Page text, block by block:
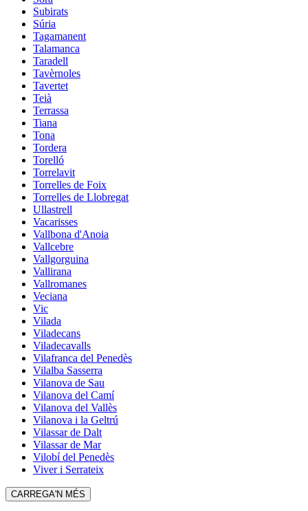
Subirats
Súria
Tagamanent
Talamanca
Taradell
Tavèrnoles
Tavertet
Teià
Terrassa
Tiana
Tona
Tordera
Torelló
Torrelavit
Torrelles de Foix
Torrelles de Llobregat
Ullastrell
Vacarisses
Vallbona d'Anoia
Vallcebre
Vallgorguina
Vallirana
Vallromanes
Veciana
Vic
Vilada
Viladecans
Viladecavalls
Vilafranca del Penedès
Vilalba Sasserra
Vilanova de Sau
Vilanova del Camí
Vilanova del Vallès
Vilanova i la Geltrú
Vilassar de Dalt
Vilassar de Mar
Vilobí del Penedès
Viver i Serrateix
CARREGA'N MÉS